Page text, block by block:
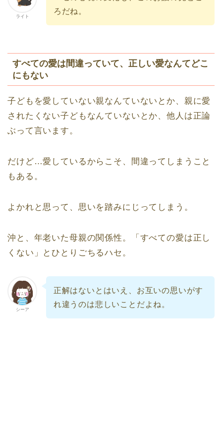
ライト
ろだね。
すべての愛は間違っていて、正しい愛なんてどこ
にもない
子どもを愛していない親なんていないとか、親に愛
されたくない子どもなんていないとか、他人は正論
ぶって言います。
だけど…愛しているからこそ、間違ってしまうこと
もある。
よかれと思って、思いを踏みにじってしまう。
沖と、年老いた母親の関係性。「すべての愛は正し
くない」とひとりごちるハセ。
シーア
正解はないとはいえ、お互いの思いがす
れ違うのは悲しいことだよね。